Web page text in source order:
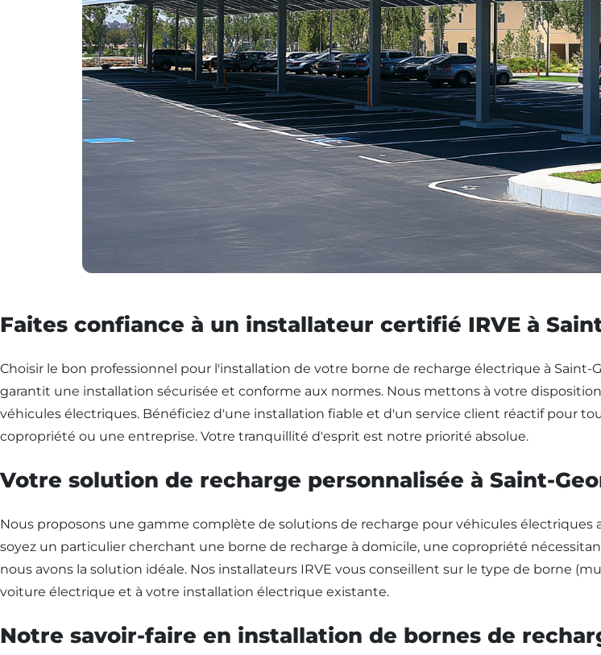
Faites confiance à un installateur certifié IRVE à
Choisir le bon professionnel pour l'installation de votre borne de recharge électrique à Saint-
garantit une installation sécurisée et conforme aux normes. Nous mettons à votre
véhicules électriques. Bénéficiez d'une installation fiable et d'un service client réactif pour
copropriété ou une entreprise. Votre tranquillité d'esprit est notre priorité absolue.
Votre solution de recharge personnalisée à Saint-
Nous proposons une gamme complète de solutions de recharge pour véhicules électriques
soyez un particulier cherchant une borne de recharge à domicile, une copropriété
nous avons la solution idéale. Nos installateurs IRVE vous conseillent sur le type de borne
voiture électrique et à votre installation électrique existante.
Notre savoir-faire en installation de bornes de